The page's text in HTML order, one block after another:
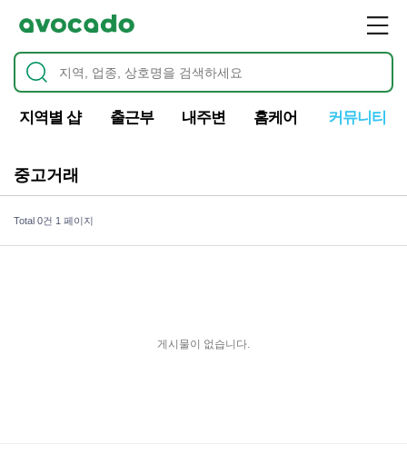
지역별 샵 출근부 내주변 홈케어 커뮤니티
중고거래
Total 0건 1 페이지
게시물이 없습니다.